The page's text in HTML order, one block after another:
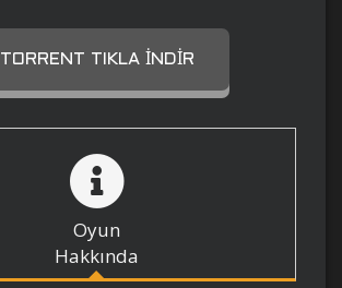
TORRENT TIKLA İNDIR
Oyun
Hakkında